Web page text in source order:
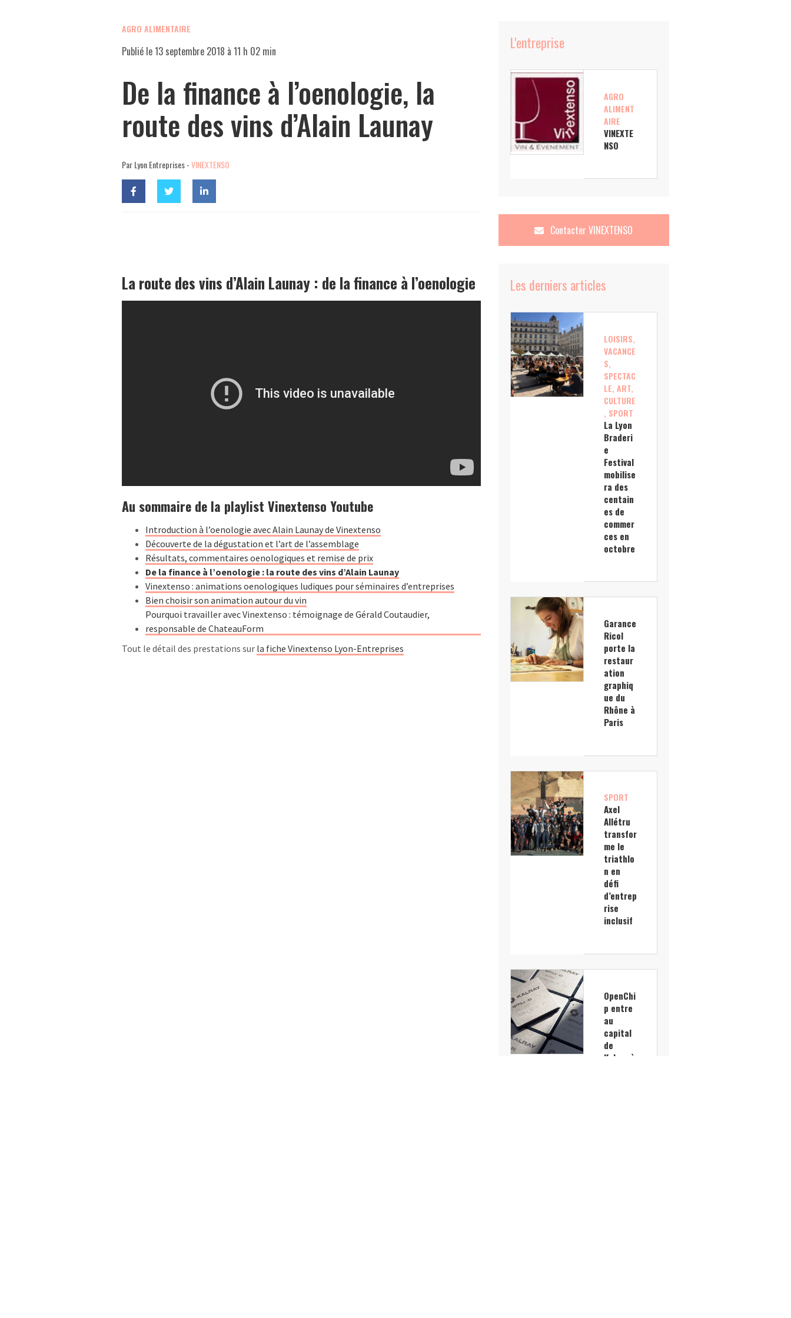
AGRO ALIMENTAIRE
Publié le13 septembre 2018 à 11 h 02 min
De la finance à l’oenologie, la
route des vins d’Alain Launay
Par Lyon Entreprises -VINEXTENSO
La route des vins d’Alain Launay : de la finance à l’oenologie
Au sommaire de la playlist Vinextenso Youtube
Introduction à l’oenologie avec Alain Launay de Vinextenso
Découverte de la dégustation et l’art de l’assemblage
Résultats, commentaires oenologiques et remise de prix
De la finance à l’oenologie : la route des vins d’Alain Launay
Vinextenso : animations oenologiques ludiques pour séminaires d’entreprises
Bien choisir son animation autour du vin
Pourquoi travailler avec Vinextenso : témoignage de Gérald Coutaudier,
responsable de ChateauForm
Tout le détail des prestations sur la fiche Vinextenso Lyon-Entreprises
L'entreprise
AGRO
ALIMENT
AIRE
VINEXTE
NSO
ContacterVINEXTENSO
Les derniers articles
LOISIRS,
VACANCE
S,
SPECTAC
LE, ART,
CULTURE
, SPORT
La Lyon
Braderi
e
Festival
mobilise
ra des
centain
es de
commer
ces en
octobre
Garance
Ricol
porte la
restaur
ation
graphiq
ue du
Rhône à
Paris
SPORT
Axel
Allétru
transfor
me le
triathlo
n en
défi
d’entrep
rise
inclusif
OpenChi
p entre
au
capital
de
Kalray à